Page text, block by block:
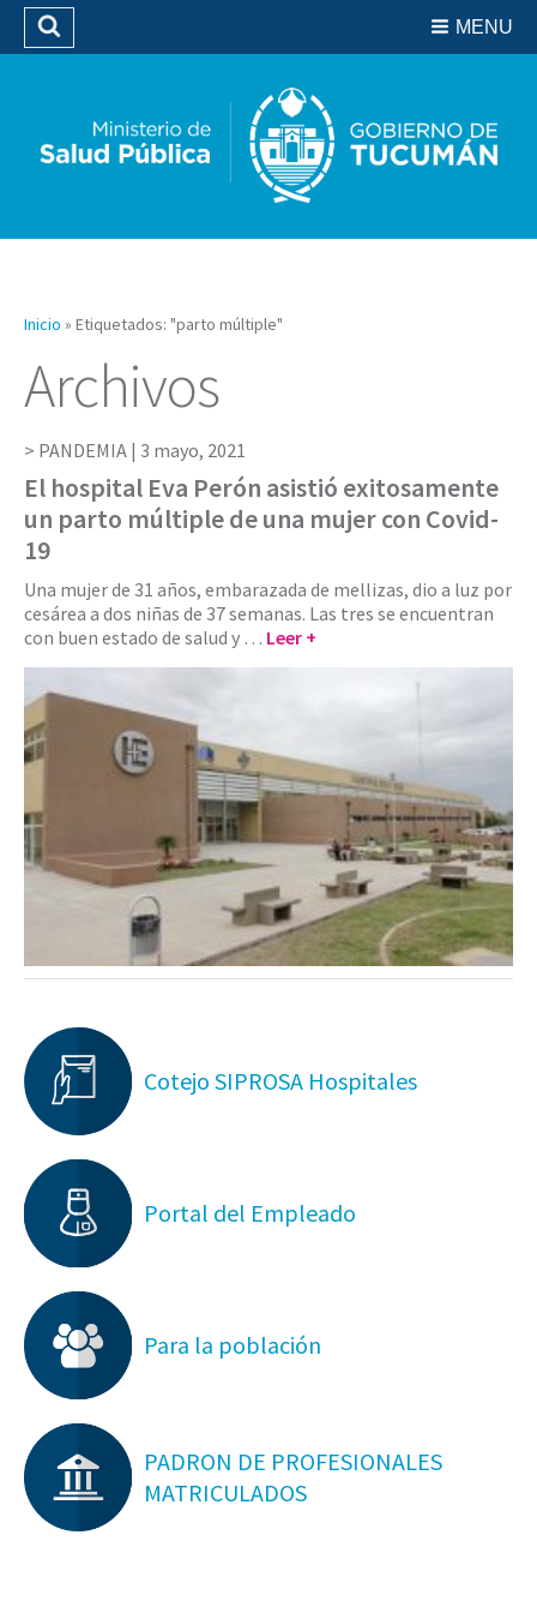
Biblioteca
MENU
Buscar
Inicio » Etiquetados: "parto múltiple"
Archivos
PANDEMIA | 3 mayo, 2021
El hospital Eva Perón asistió exitosamente
un parto múltiple de una mujer con Covid-
19
Una mujer de 31 años, embarazada de mellizas, dio a luz por
cesárea a dos niñas de 37 semanas. Las tres se encuentran
con buen estado de salud y … Leer +
Cotejo SIPROSA Hospitales
Portal del Empleado
Para la población
PADRON DE PROFESIONALES
MATRICULADOS